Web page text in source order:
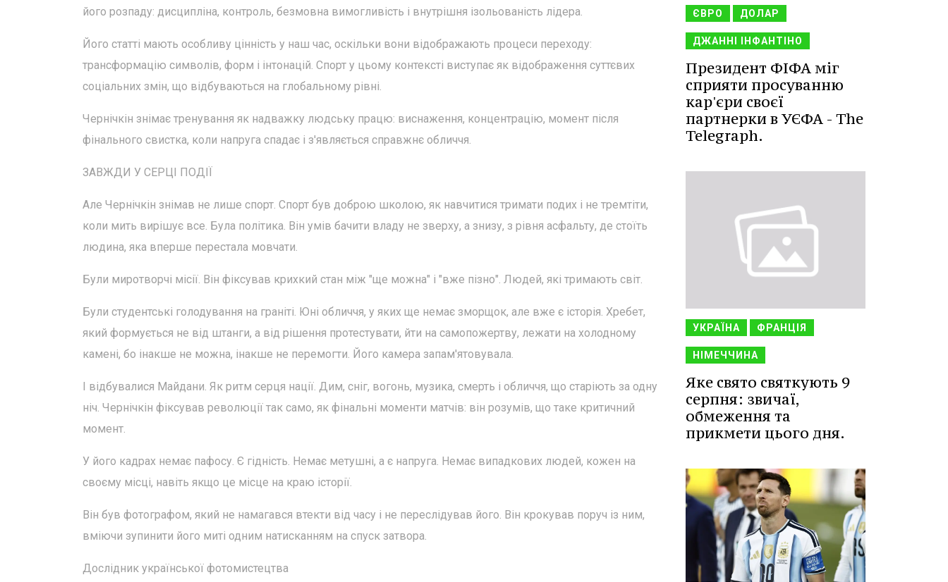
його розпаду: дисципліна, контроль, безмовна вимогливість і внутрішня ізольованість лідера.
Його статті мають особливу цінність у наш час, оскільки вони відображають процеси переходу:
трансформацію символів, форм і інтонацій. Спорт у цьому контексті виступає як відображення суттєвих
соціальних змін, що відбуваються на глобальному рівні.
Чернічкін знімає тренування як надважку людську працю: виснаження, концентрацію, момент після
фінального свистка, коли напруга спадає і з'являється справжнє обличчя.
ЗАВЖДИ У СЕРЦІ ПОДІЇ
Але Чернічкін знімав не лише спорт. Спорт був доброю школою, як навчитися тримати подих і не тремтіти,
коли мить вирішує все. Була політика. Він умів бачити владу не зверху, а знизу, з рівня асфальту, де стоїть
людина, яка вперше перестала мовчати.
Були миротворчі місії. Він фіксував крихкий стан між "ще можна" і "вже пізно". Людей, які тримають світ.
Були студентські голодування на граніті. Юні обличчя, у яких ще немає зморщок, але вже є історія. Хребет,
який формується не від штанги, а від рішення протестувати, йти на самопожертву, лежати на холодному
камені, бо інакше не можна, інакше не перемогти. Його камера запам'ятовувала.
І відбувалися Майдани. Як ритм серця нації. Дим, сніг, вогонь, музика, смерть і обличчя, що старіють за одну
ніч. Чернічкін фіксував революції так само, як фінальні моменти матчів: він розумів, що таке критичний
момент.
У його кадрах немає пафосу. Є гідність. Немає метушні, а є напруга. Немає випадкових людей, кожен на
своєму місці, навіть якщо це місце на краю історії.
Він був фотографом, який не намагався втекти від часу і не переслідував його. Він крокував поруч із ним,
вміючи зупинити його миті одним натисканням на спуск затвора.
Дослідник української фотомистецтва
ЄВРО ДОЛАР
ДЖАННІ ІНФАНТІНО
Президент ФІФА міг
сприяти просуванню
кар'єри своєї
партнерки в УЄФА - The
Telegraph.
УКРАЇНА ФРАНЦІЯ
НІМЕЧЧИНА
Яке свято святкують 9
серпня: звичаї,
обмеження та
прикмети цього дня.